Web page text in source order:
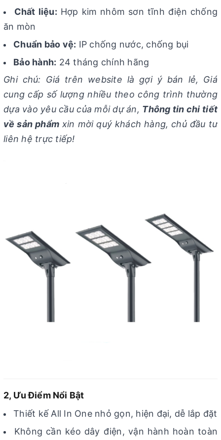
Chất liệu: Hợp kim nhôm sơn tĩnh điện chống
ăn mòn
Chuẩn bảo vệ: IP chống nước, chống bụi
Bảo hành: 24 tháng chính hãng
Ghi chú: Giá trên website là gợi ý bán lẻ, Giá
cung cấp số lượng nhiều theo công trình thường
dựa vào yêu cầu của mỗi dự án, Thông tin chi tiết
về sản phẩm xin mời quý khách hàng, chủ đầu tư
liên hệ trực tiếp!
2, Ưu Điểm Nổi Bật
Thiết kế All In One nhỏ gọn, hiện đại, dễ lắp đặt
Không cần kéo dây điện, vận hành hoàn toàn